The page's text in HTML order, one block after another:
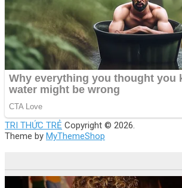
TRI THỨC TRẺ Copyright © 2026.
Theme by MyThemeShop